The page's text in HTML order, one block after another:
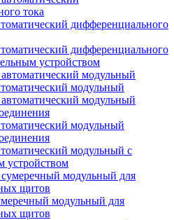
дифференциального
дифференциального
устройством
модульный
модульный
модульный с
устройством
модульный для
щитов